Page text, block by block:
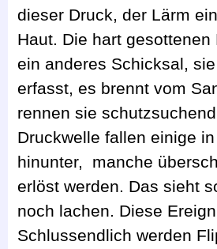
dieser Druck, der Lärm
Haut. Die hart
ein anderes Schicksal,
erfasst, es brennt vom
rennen sie
Druckwelle fallen einige
hinunter, manche
erlöst werden. Das sieht
noch lachen. Diese
Schlussendlich werden